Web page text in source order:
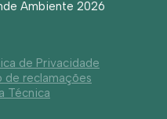
Ambiente 2026
de Privacidade
de reclamações
Técnica